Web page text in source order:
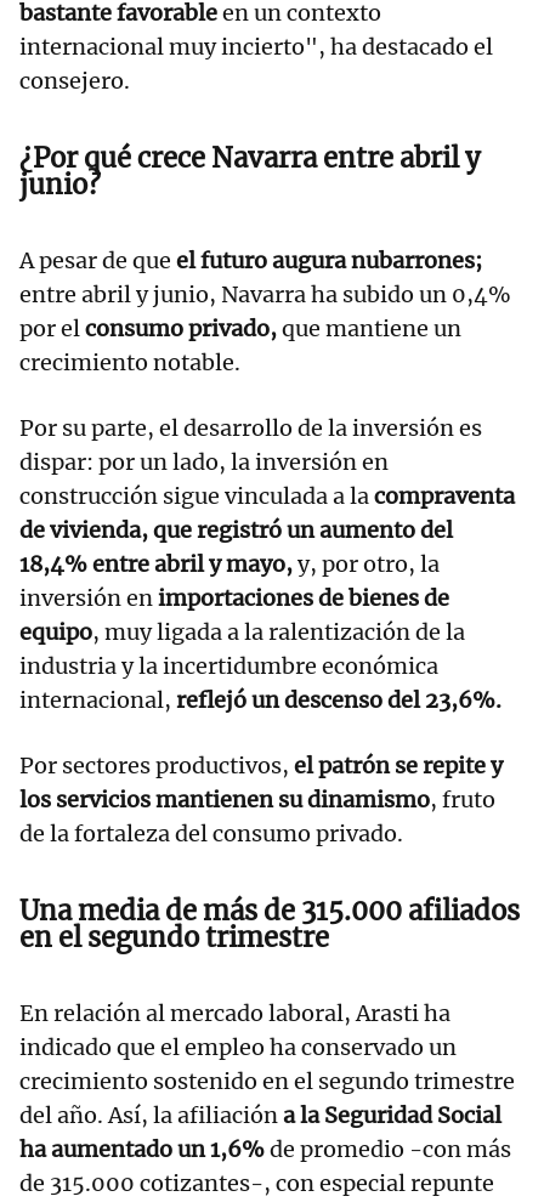
bastante favorableen un contexto
internacional muy incierto", ha destacado el
consejero.
¿Por qué crece Navarra entre abril y
junio?
A pesar de que el futuro augura nubarrones;
entre abril y junio, Navarra ha subido un 0,4%
por elconsumo privado,que mantiene un
crecimiento notable.
Por su parte, el desarrollo de la inversión es
dispar: por un lado, la inversión en
construcción sigue vinculada a lacompraventa
de vivienda, que registró un aumento del
18,4% entre abril y mayo,y, por otro, la
inversión enimportaciones de bienes de
equipo, muy ligada a la ralentización de la
industria y la incertidumbre económica
internacional, reflejó un descenso del 23,6%.
Por sectores productivos, el patrón se repite y
los servicios mantienen su dinamismo, fruto
de la fortaleza del consumo privado.
Una media de más de 315.000 afiliados
en el segundo trimestre
En relación al mercado laboral, Arasti ha
indicado que el empleo ha conservado un
crecimiento sostenido en el segundo trimestre
del año. Así, la afiliacióna la Seguridad Social
ha aumentado un 1,6%de promedio -con más
de 315.000 cotizantes-, con especial repunte